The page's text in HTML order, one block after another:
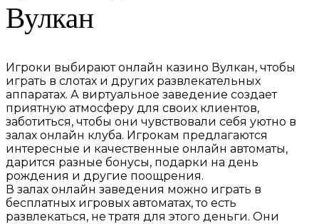
Вулкан
Игроки выбирают онлайн казино Вулкан, чтобы
играть в слотах и других развлекательных
аппаратах. А виртуальное заведение создает
приятную атмосферу для своих клиентов,
заботиться, чтобы они чувствовали себя уютно в
залах онлайн клуба. Игрокам предлагаются
интересные и качественные онлайн автоматы,
дарится разные бонусы, подарки на день
рождения и другие поощрения.
В залах онлайн заведения можно играть в
бесплатных игровых автоматах, то есть
развлекаться, не тратя для этого деньги. Они